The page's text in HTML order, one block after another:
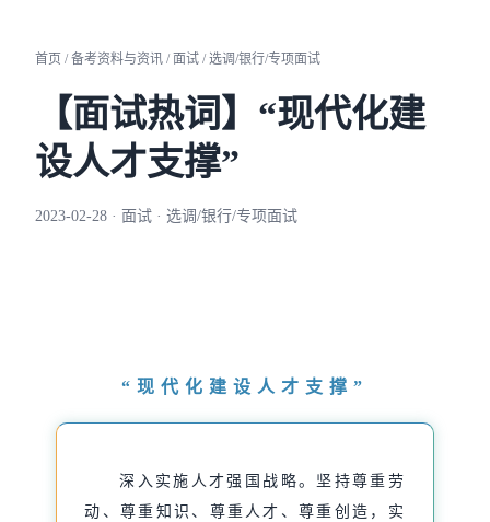
首页 / 备考资料与资讯 / 面试 / 选调/银行/专项面试
【面试热词】“现代化建
设人才支撑”
2023-02-28 · 面试 · 选调/银行/专项面试
“ 现代化建设人才支撑 ”
深入实施人才强国战略。坚持尊重劳
动、尊重知识、尊重人才、尊重创造，实